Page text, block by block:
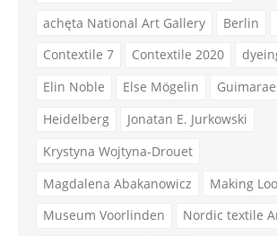
achęta National Art Gallery
Berlin
Contextile 7
Contextile 2020
Elin Noble
Else Mögelin
Heidelberg
Jonatan E. Jurkowski
Krystyna Wojtyna-Drouet
Magdalena Abakanowicz
Making
Museum Voorlinden
Nordic textile